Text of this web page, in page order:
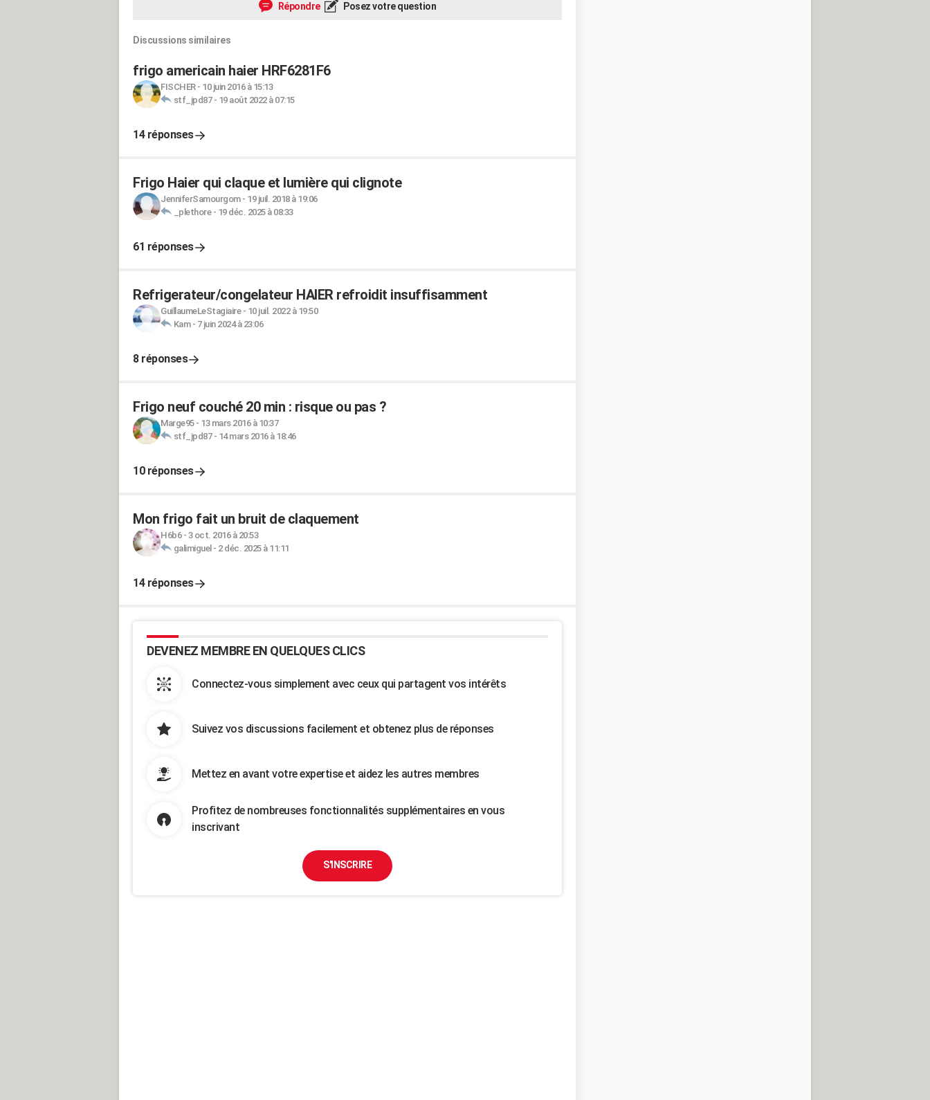
Répondre Posez votre question
Discussions similaires
frigo americain haier HRF6281F6
FISCHER- 10 juin 2016 à 15:13
stf_jpd87- 19 août 2022 à 07:15
14 réponses
Frigo Haier qui claque et lumière qui clignote
JenniferSamourgom- 19 juil. 2018 à 19:06
_plethore- 19 déc. 2025 à 08:33
61 réponses
Refrigerateur/congelateur HAIER refroidit insuffisamment
GuillaumeLeStagiaire- 10 juil. 2022 à 19:50
Kam- 7 juin 2024 à 23:06
8 réponses
Frigo neuf couché 20 min : risque ou pas ?
Marge95- 13 mars 2016 à 10:37
stf_jpd87- 14 mars 2016 à 18:46
10 réponses
Mon frigo fait un bruit de claquement
H6b6- 3 oct. 2016 à 20:53
galimiguel - 2 déc. 2025 à 11:11
14 réponses
DEVENEZ MEMBRE EN QUELQUES CLICS
Connectez-vous simplement avec ceux qui partagent vos intérêts
Suivez vos discussions facilement et obtenez plus de réponses
Mettez en avant votre expertise et aidez les autres membres
Profitez de nombreuses fonctionnalités supplémentaires en vous
inscrivant
S'INSCRIRE